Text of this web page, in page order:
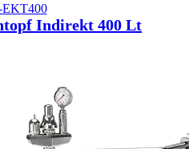
Indirekt 400 Lt